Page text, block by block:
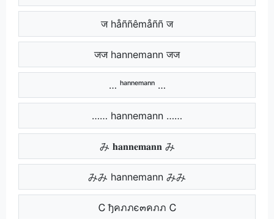
ज håññêmåññ ज
जज hannemann जज
… ʰᵃⁿⁿᵉᵐᵃⁿⁿ …
…… hannemann ……
み 𝐡𝐚𝐧𝐧𝐞𝐦𝐚𝐧𝐧 み
みみ hannemann みみ
Ꮯ ђคภภє๓คภภ Ꮯ